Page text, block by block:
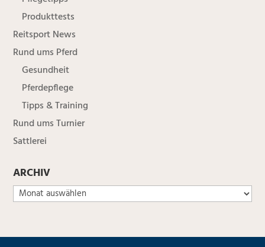
Produkttests
Reitsport News
Rund ums Pferd
Gesundheit
Pferdepflege
Tipps & Training
Rund ums Turnier
Sattlerei
ARCHIV